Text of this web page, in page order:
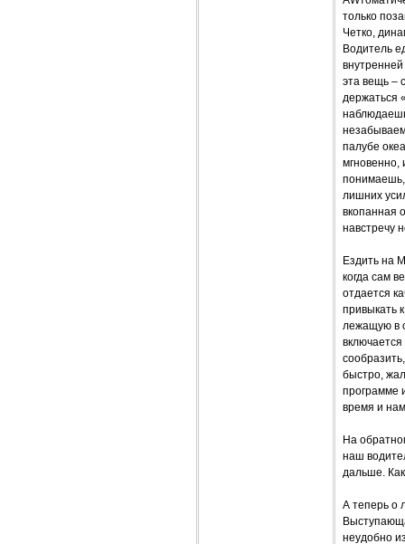
только
Четко,
Водитель
эта вещь –
держаться
палубе
мгновенно,
понимаешь,
лишних
вкопанная
навстречу
Ездить на
когда сам
отдается
привыкать
лежащую в
быстро,
программе
время и
На
наш
дальше.
А теперь о
неудобно